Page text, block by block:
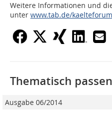
Weitere Informationen und
unter www.tab.de/kaelteforum
Thematisch
Ausgabe 06/2014